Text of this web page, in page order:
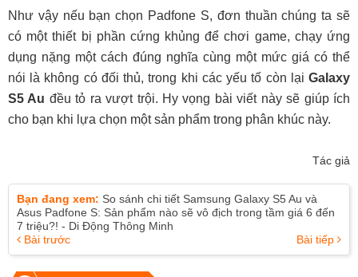
Như vậy nếu bạn chọn Padfone S, đơn thuần chúng ta sẽ
có một thiết bị phần cứng khủng để chơi game, chạy ứng
dụng nặng một cách đúng nghĩa cùng một mức giá có thể
nói là không có đối thủ, trong khi các yếu tố còn lại Galaxy
S5 Au đều tỏ ra vượt trội. Hy vọng bài viết này sẽ giúp ích
cho bạn khi lựa chọn một sản phẩm trong phân khúc này.
Tác giả
Bạn đang xem: So sánh chi tiết Samsung Galaxy S5 Au và
Asus Padfone S: Sản phẩm nào sẽ vô địch trong tầm giá 6 đến
7 triệu?! - Di Động Thông Minh
Bài trước
Bài tiếp